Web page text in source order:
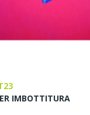
IMBOTTITURA